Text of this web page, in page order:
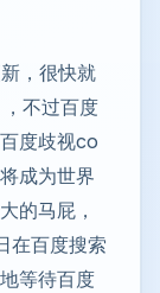
，很快就
不过百度
度歧视co
成为世界
的马屁，
在百度搜索
等待百度